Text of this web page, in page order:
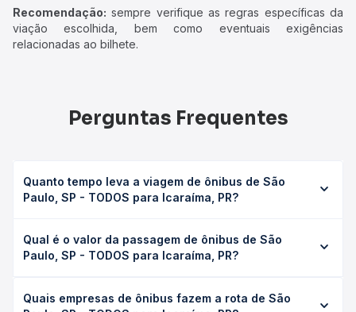
Recomendação: sempre verifique as regras específicas da
viação escolhida, bem como eventuais exigências
relacionadas ao bilhete.
Perguntas Frequentes
Quanto tempo leva a viagem de ônibus de São
Paulo, SP - TODOS para Icaraíma, PR?
Icaraíma, PR leva em média 23h 44min, podendo variar
conforme a viação, o tipo de serviço (convencional,
duração exata de cada opção na data desejada.
Qual é o valor da passagem de ônibus de São
Paulo, SP - TODOS para Icaraíma, PR?
TODOS para Icaraíma, PR custa em média R$ 428,11 e varia
Quais empresas de ônibus fazem a rota de São